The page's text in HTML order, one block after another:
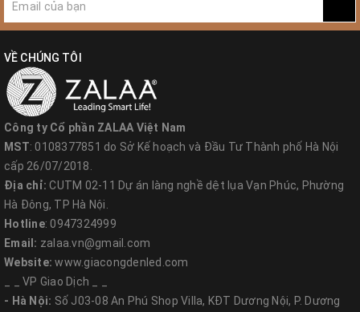
VỀ CHÚNG TÔI
Công ty Cổ phần ZALAA Việt Nam
MST: 0108377851 do Sở Kế hoạch và Đầu Tư Thành phố Hà Nội
cấp 26/07/2018.
Địa chỉ: CUTM 02-11 Dự án làng nghề dệt lụa Vạn Phúc, Phường
Hà Đông, TP Hà Nội.
Hotline: 0947324999
Email: zalaa.vn@gmail.com
Website:www.giacongdenled.com
_ _ VP Giao Dịch _ _
- Hà Nội: Số J03-08 An Phú Shop Villa, KĐT Dương Nội, P. Dương